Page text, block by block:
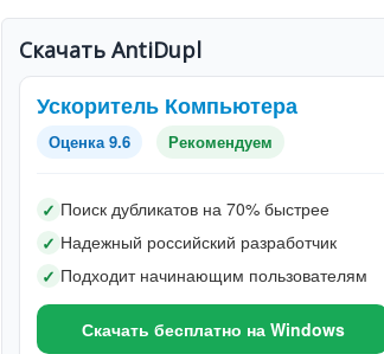
Скачать AntiDupl
Ускоритель Компьютера
Оценка 9.6 Рекомендуем
✓ Поиск дубликатов на 70% быстрее
✓ Надежный российский разработчик
✓ Подходит начинающим пользователям
Скачать бесплатно на Windows